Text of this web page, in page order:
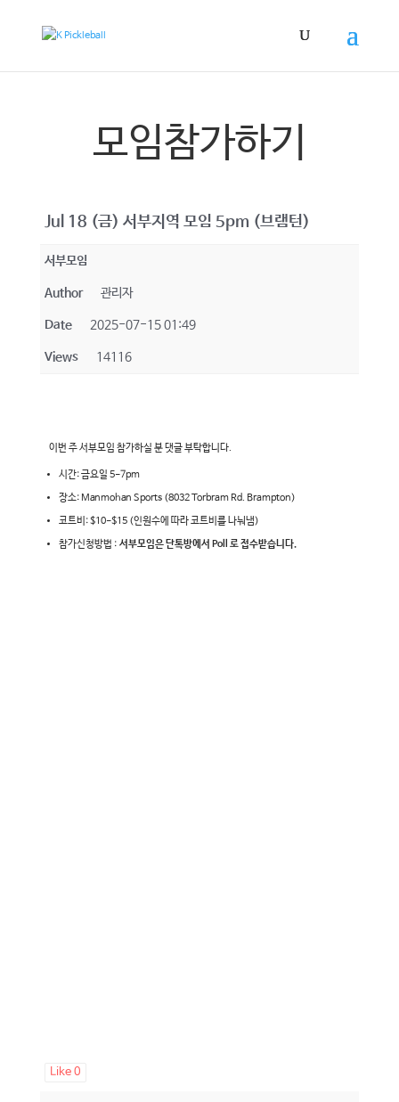
모임참가하기
Jul 18 (금) 서부지역 모임 5pm (브램턴)
서부모임
Author 관리자
Date 2025-07-15 01:49
Views 14116
이번 주 서부모임 참가하실 분 댓글 부탁합니다.
시간: 금요일 5-7pm
장소: Manmohan Sports (8032 Torbram Rd. Brampton)
코트비: $10-$15 (인원수에 따라 코트비를 나눠냄)
참가신청방법 : 서부모임은 단톡방에서 Poll 로 접수받습니다.
Like 0